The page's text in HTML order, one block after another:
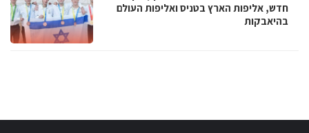
חדש, אליפות הארץ בטניס ואליפות העולם
בהיאבקות